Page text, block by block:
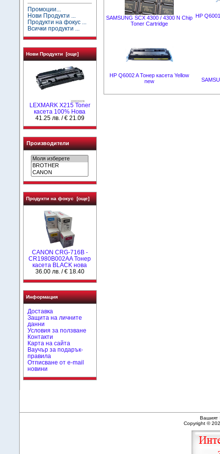
Промоции...
Нови Продукти ...
Продукти на фокус ...
Всички продукти ...
Нови Продукти [още]
LEXMARK X215 Toner
касета 100% Нова
41.25 лв. / € 21.09
Производители
Продукти на фокус [още]
CANON CRG-716B -
CR1980B002AA Тонер
касета BLACK нова
36.00 лв. / € 18.40
Информация
Доставка
Защита на личните
данни
Условия за ползване
Контакти
Карта на сайта
Ваучър за подарък-
правила
Отписване от e-mail
новини
SAMSUNG SCX 4300 / 4300 N Chip
Toner Cartridge
HP
HP Q6002 A Тонер касета Yellow
new
Вашият
Copyright ©